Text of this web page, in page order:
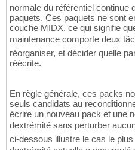
normale du référentiel continue
paquets. Ces paquets ne sont
couche MIDX, ce qui signifie
maintenance comporte deux
réorganiser, et décider quelle
réécrite.
En règle générale, ces packs
seuls candidats au
écrire un nouveau pack et une
dextrémité sans perturber
ci-dessous illustre le cas le